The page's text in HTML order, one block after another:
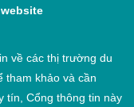
về các thị trường du
tham khảo và cần
tín, Cổng thông tin này